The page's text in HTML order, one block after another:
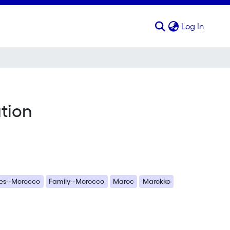
Log In
Morocco Family--Morocco Maroc
Marokko